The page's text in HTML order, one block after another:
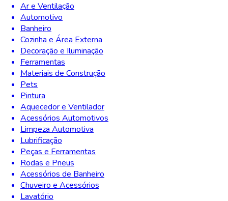
Ar e Ventilação
Automotivo
Banheiro
Cozinha e Área Externa
Decoração e Iluminação
Ferramentas
Materiais de Construção
Pets
Pintura
Aquecedor e Ventilador
Acessórios Automotivos
Limpeza Automotiva
Lubrificação
Peças e Ferramentas
Rodas e Pneus
Acessórios de Banheiro
Chuveiro e Acessórios
Lavatório